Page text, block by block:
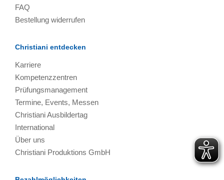
FAQ
Bestellung widerrufen
Christiani entdecken
Karriere
Kompetenzzentren
Prüfungsmanagement
Termine, Events, Messen
Christiani Ausbildertag
International
Über uns
Christiani Produktions GmbH